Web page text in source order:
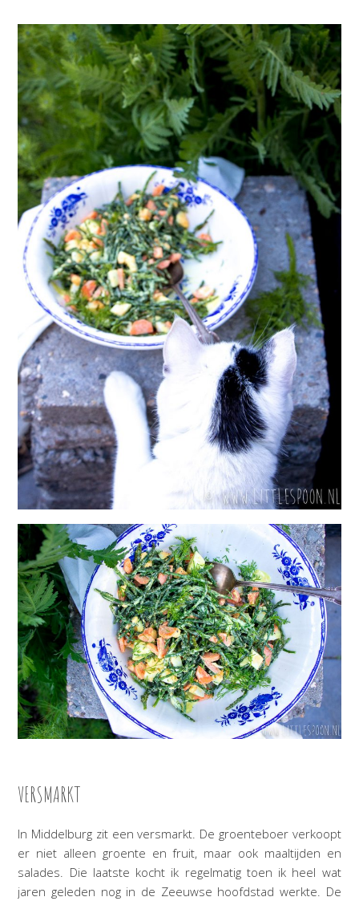
VERSMARKT
In Middelburg zit een versmarkt. De groenteboer verkoopt
er niet alleen groente en fruit, maar ook maaltijden en
salades. Die laatste kocht ik regelmatig toen ik heel wat
jaren geleden nog in de Zeeuwse hoofdstad werkte. De